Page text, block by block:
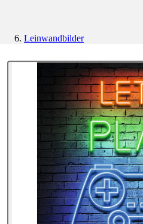
Leinwandbilder